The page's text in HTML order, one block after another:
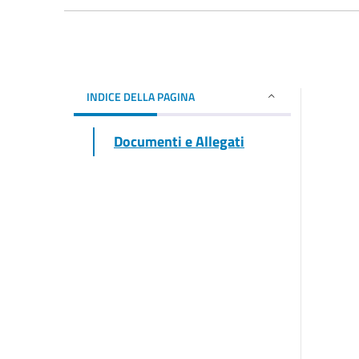
INDICE DELLA PAGINA
Documenti e Allegati